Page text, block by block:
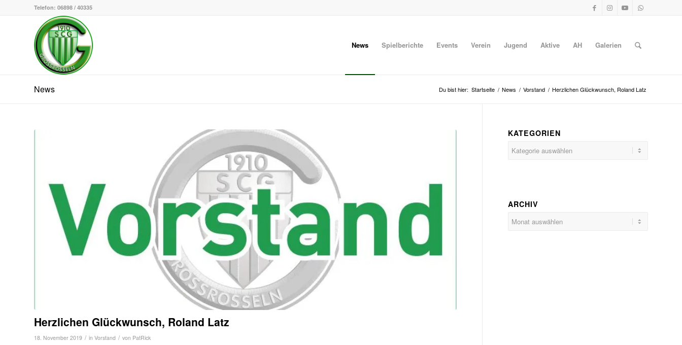
Telefon: 06898 / 40335
News Spielberichte Events Verein Jugend Aktive AH Galerien
News Du bist hier: Startseite / News / Vorstand / Herzlichen Glückwunsch, Roland Latz
Herzlichen Glückwunsch, Roland Latz
18. November 2019 / in Vorstand / von PatRick
KATEGORIEN
ARCHIV